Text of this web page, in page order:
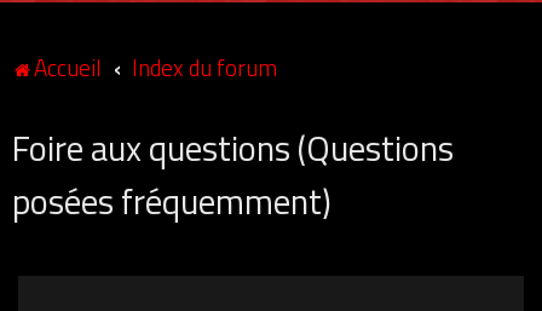
Accueil Index du forum
Foire aux questions (Questions
posées fréquemment)